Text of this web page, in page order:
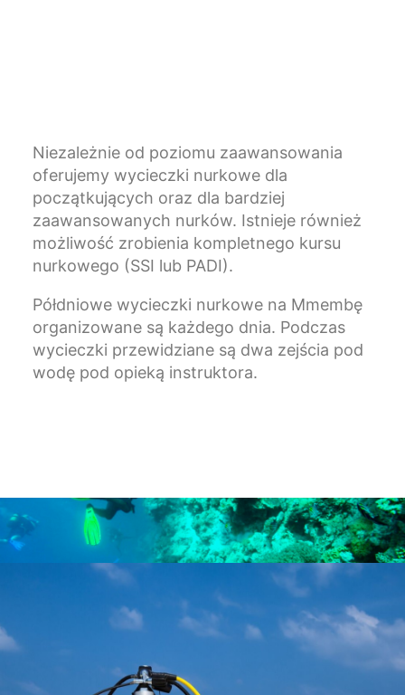
Niezależnie od poziomu zaawansowania
oferujemy wycieczki nurkowe dla
początkujących oraz dla bardziej
zaawansowanych nurków. Istnieje również
możliwość zrobienia kompletnego kursu
nurkowego (SSI lub PADI).
Półdniowe wycieczki nurkowe na Mmembę
organizowane są każdego dnia. Podczas
wycieczki przewidziane są dwa zejścia pod
wodę pod opieką instruktora.